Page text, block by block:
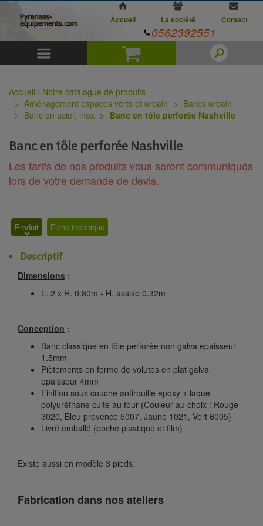
Panier
Accueil La société Contact
0562392551
Accueil / Notre catalogue de produits
Aménagement espaces verts et urbain
Bancs urbain
Banc en acier, inox
Banc en tôle perforée Nashville
Banc en tôle perforée Nashville
Les tarifs de nos produits vous seront communiqués
lors de votre demande de devis.
Produit Fiche technique
Descriptif
Dimensions :
L. 2 x H. 0.80m - H. assise 0.32m
Conception :
Banc classique en tôle perforée non galva epaisseur
1.5mm
Piètements en forme de volutes en plat galva
epaisseur 4mm
Finition sous couche antirouille epoxy + laque
polyuréthane cuite au four (Couleur au choix : Rouge
3020, Bleu provence 5007, Jaune 1021, Vert 6005)
Livré emballé (poche plastique et film)
Existe aussi en modèle 3 pieds.
Fabrication dans nos ateliers